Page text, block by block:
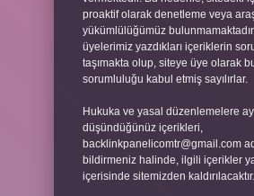
proaktif olarak denetleme veya
yükümlülüğümüz
üyelerimiz yazdıkları içeriklerin
taşımakta olup, siteye üye olarak
sorumluluğu kabul etmiş sayılırlar.
Hukuka ve yasal düzenlemelere
düşündüğünüz içerikleri,
backlinkpanelicomtr@gmail.com
bildirmeniz halinde, ilgili içerikler
içerisinde sitemizden kaldırılacaktır.